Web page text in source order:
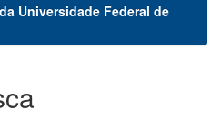
Universidade Federal de